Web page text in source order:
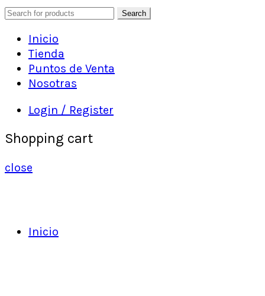
Search
Inicio
Tienda
Puntos de Venta
Nosotras
Login / Register
Shopping cart
close
Inicio